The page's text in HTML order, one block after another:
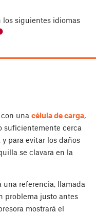
siguientes idiomas
una célula de carga,
suficientemente cerca
para evitar los daños
se clavara en la
una referencia, llamada
problema justo antes
mostrará el